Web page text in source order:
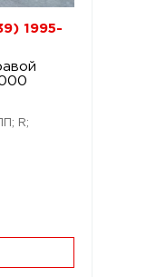
1995-
R;